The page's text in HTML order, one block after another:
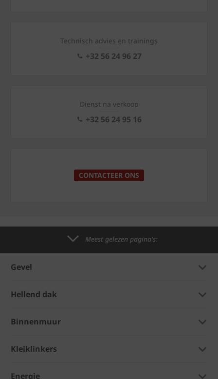
Technisch advies en trainings
+32 56 24 96 27
Dienst na verkoop
+32 56 24 95 16
CONTACTEER ONS
Meest gelezen pagina's:
Gevel
Hellend dak
Binnenmuur
Kleiklinkers
Energie